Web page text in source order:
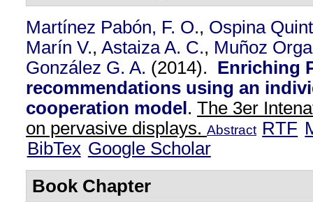
Martínez Pabón, F. O., Ospina
Marín V., Astaiza A. C., Muñoz
González G. A. (2014). Enriching
recommendations using an
cooperation model . The 3er
on pervasive displays. Abstract RTF
BibTex Google Scholar
Book Chapter